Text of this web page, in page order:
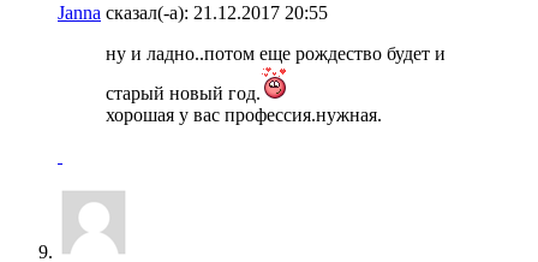
Janna сказал(-а): 21.12.2017 20:55
ну и ладно..потом еще рождество будет и
старый новый год.
хорошая у вас профессия.нужная.